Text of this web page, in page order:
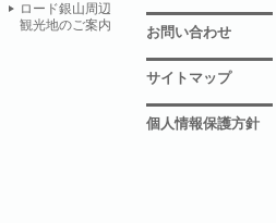
ロード銀山周辺
観光地のご案内
お問い合わせ
サイトマップ
個人情報保護方針